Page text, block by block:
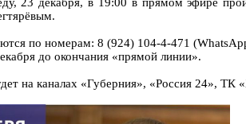
по номерам: 8 (924) 104-4-471
до окончания «прямой линии».
на каналах «Губерния», «Россия 24», ТК